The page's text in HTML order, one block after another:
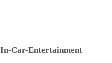
In-Car-Entertainment